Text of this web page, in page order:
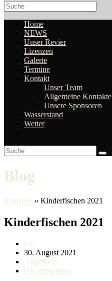
Search
this
websiteHome
NEWS
Unser Revier
Lizenzen
Galerie
Termine
Kontakt
Unser Team
Allgemeine Kontakte
Unsere Sponsoren
Wasserstand
Wetter
Blog
Startseite » Kinderfischen 2021
Kinderfischen 2021
Beitrags-
Autor:
Flo
Beitrag
veröffentlicht:
30. August 2021
Beitrags-
Kategorie:
Allgemein
Beitrags-
0 Kommentare